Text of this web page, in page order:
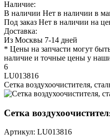
Наличие:
В наличии Нет в наличии в
Под заказ Нет в наличии на
Доставка:
Из Москвы 7-14 дней
* Цены на запчасти могут
наличие и точные цены у
6
LU013816
Сетка воздухоочистителя,
Сетка
Артикул: LU013816